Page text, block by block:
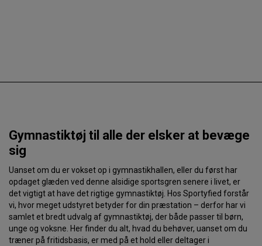
Gymnastiktøj til alle der elsker at bevæge
sig
Uanset om du er vokset op i gymnastikhallen, eller du først har
opdaget glæden ved denne alsidige sportsgren senere i livet, er
det vigtigt at have det rigtige gymnastiktøj. Hos Sportyfied forstår
vi, hvor meget udstyret betyder for din præstation – derfor har vi
samlet et bredt udvalg af gymnastiktøj, der både passer til børn,
unge og voksne. Her finder du alt, hvad du behøver, uanset om du
træner på fritidsbasis, er med på et hold eller deltager i